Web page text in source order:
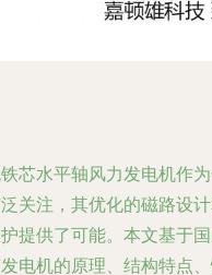
芯水平轴风力发电机作
关注，其优化的磁路设
提供了可能。本文基于
电机的原理、结构特点